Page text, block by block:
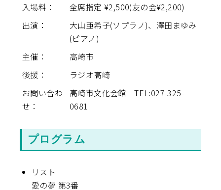
入場料：
全席指定 ¥2,500(友の会¥2,200)
出演：
大山亜希子(ソプラノ)、澤田まゆみ
(ピアノ)
主催：
高崎市
後援：
ラジオ高崎
お問い合わ
せ：
高崎市文化会館 TEL:027-325-
0681
プログラム
リスト
愛の夢 第3番